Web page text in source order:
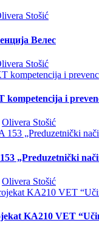
Stošić
Велес
Stošić
kompetencija i
Olivera Stošić
„Preduzetnički
Olivera Stošić
KA210 VET